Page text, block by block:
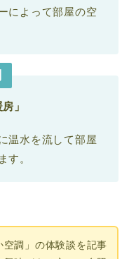
によって部屋の空
」
温水を流して部屋
す。
調」の体験談を記事